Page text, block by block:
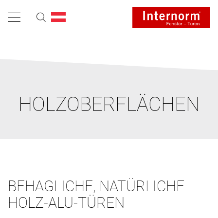
HOLZOBERFLÄCHEN
BEHAGLICHE, NATÜRLICHE
HOLZ-ALU-TÜREN